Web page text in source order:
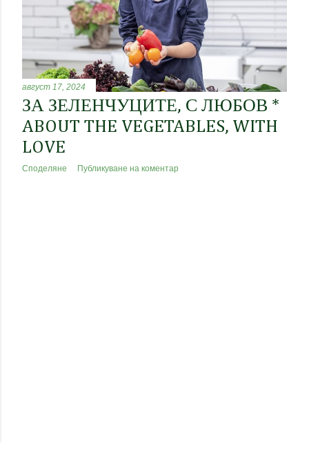
август 17, 2024
ЗА ЗЕЛЕНЧУЦИТЕ, С ЛЮБОВ *
ABOUT THE VEGETABLES, WITH
LOVE
Споделяне Публикуване на коментар